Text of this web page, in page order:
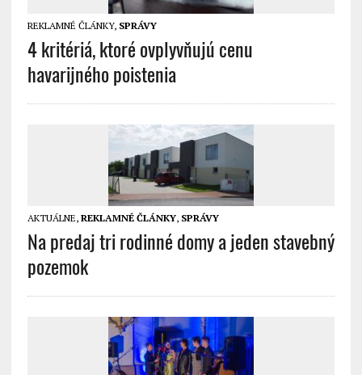
REKLAMNÉ ČLÁNKY, SPRÁVY
4 kritériá, ktoré ovplyvňujú cenu
havarijného poistenia
AKTUÁLNE, REKLAMNÉ ČLÁNKY, SPRÁVY
Na predaj tri rodinné domy a jeden stavebný
pozemok